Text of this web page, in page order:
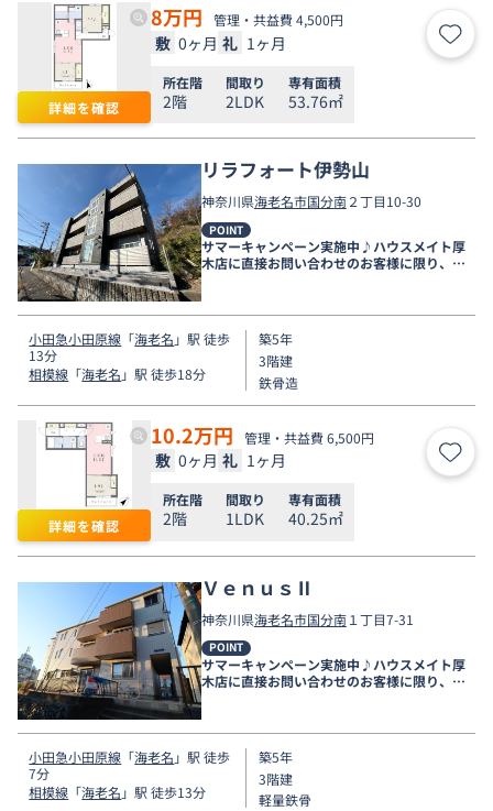
詳細を確認
8万円 管理・共益費 4,500円
敷 0ヶ月 礼 1ヶ月 お気
所在階
2階
間取り
2LDK
専有面積
53.76㎡
リラフォート伊勢山
神奈川県海老名市国分南２丁目10-30
POINT
サマーキャンペーン実施中♪ハウスメイト厚
木店に直接お問い合わせのお客様に限り、９
月末まで家賃無料♪
小田急小田原線 「海老名 」駅 徒歩
13分
相模線 「海老名 」駅 徒歩18分
築5年
3階建
鉄骨造
詳細を確認
10.2万円 管理・共益費 6,500円
敷 0ヶ月 礼 1ヶ月 お気
所在階
2階
間取り
1LDK
専有面積
40.25㎡
ＶｅｎｕｓⅡ
神奈川県海老名市国分南１丁目7-31
POINT
サマーキャンペーン実施中♪ハウスメイト厚
木店に直接お問い合わせのお客様に限り、９
月末まで家賃無料♪
小田急小田原線 「海老名 」駅 徒歩
7分
相模線 「海老名 」駅 徒歩13分
築5年
3階建
軽量鉄骨